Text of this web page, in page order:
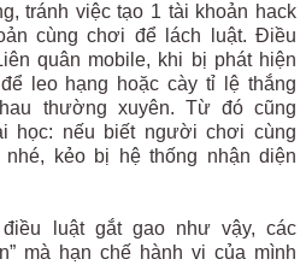
tránh việc tạo 1 tài khoản hack
cùng chơi để lách luật. Điều
quân mobile, khi bị phát hiện
leo hạng hoặc cày tỉ lệ thắng
thường xuyên. Từ đó cũng
học: nếu biết người chơi cùng
kẻo bị hệ thống nhận diện
luật gắt gao như vậy, các
mà hạn chế hành vi của mình